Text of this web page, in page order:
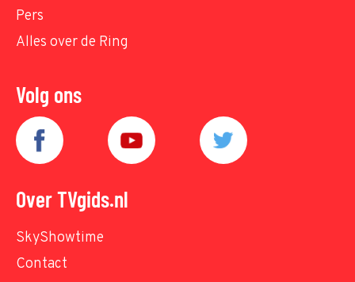
Pers
Alles over de Ring
Volg ons
Over TVgids.nl
SkyShowtime
Contact